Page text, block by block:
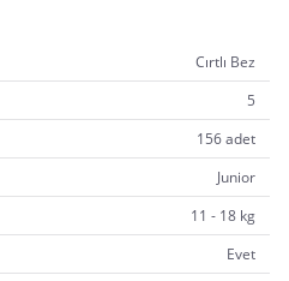
Cırtlı Bez
5
156 adet
Junior
11 - 18 kg
Evet